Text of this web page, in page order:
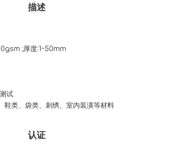
描述
;厚度:1~50mm
试
鞋类、袋类、刺绣、室内装潢等材料
认证